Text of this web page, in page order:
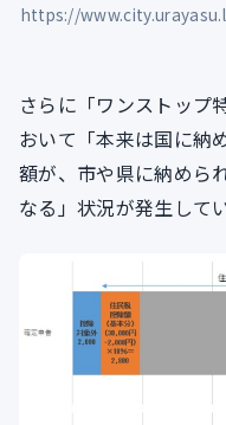
https://
さらに「ワンストップ
おいて「本来は国に納
額が、市や県に納めら
なる」状況が発生して